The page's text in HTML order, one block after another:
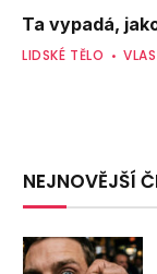
Ta vypadá,
LIDSKÉ TĚLO
NEJNOVĚJŠÍ